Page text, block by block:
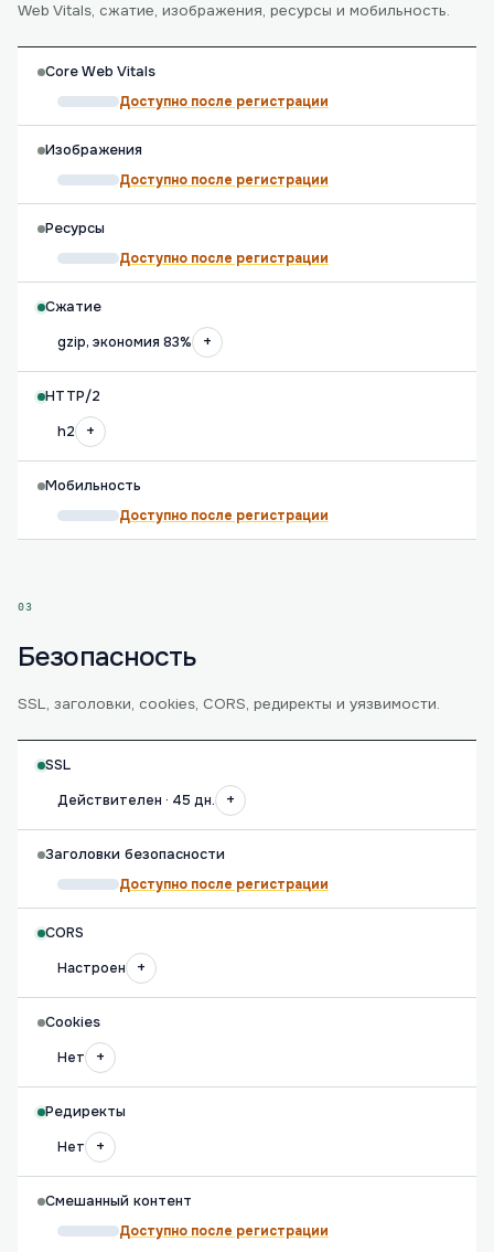
Web Vitals, сжатие, изображения, ресурсы и мобильность.
Core Web Vitals
Доступно после регистрации
Изображения
Доступно после регистрации
Ресурсы
Доступно после регистрации
Сжатие
gzip, экономия 83%
+
HTTP/2
h2
+
Мобильность
Доступно после регистрации
03
Безопасность
SSL, заголовки, cookies, CORS, редиректы и уязвимости.
SSL
Действителен · 45 дн.
+
Заголовки безопасности
Доступно после регистрации
CORS
Настроен
+
Cookies
Нет
+
Редиректы
Нет
+
Смешанный контент
Доступно после регистрации